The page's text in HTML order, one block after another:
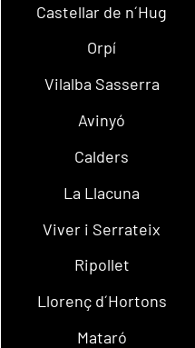
Castellar de n´Hug
Orpí
Vilalba Sasserra
Avinyó
Calders
La Llacuna
Viver i Serrateix
Ripollet
Llorenç d´Hortons
Mataró